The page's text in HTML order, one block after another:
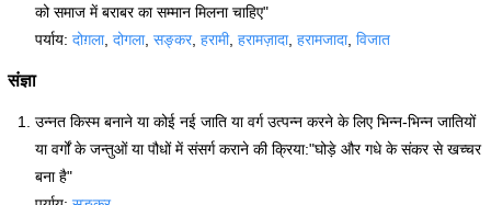
को समाज में बराबर का सम्मान मिलना चाहिए"
पर्याय: दोग़ला, दोगला, सङ्कर, हरामी, हरामज़ादा, हरामजादा, विजात
संज्ञा
उन्नत किस्म बनाने या कोई नई जाति या वर्ग उत्पन्न करने के लिए भिन्न-भिन्न जातियों
या वर्गों के जन्तुओं या पौधों में संसर्ग कराने की क्रिया:"घोड़े और गधे के संकर से खच्चर
बना है"